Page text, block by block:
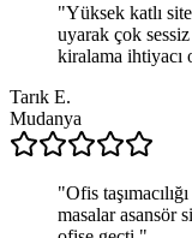
"Yüksek katlı
uyarak çok
kiralama ihtiyacı
Tarık E.
Mudanya
"Ofis
masalar asansör